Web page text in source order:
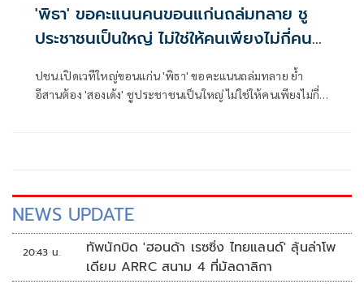
'พิธา' ขอคะแนนคนขอนแก่นถล่มทลาย ชู
ประชาชนเป็นใหญ่ ไม่ใช่ให้คนเพียงไม่กี่คน
ปชน.เปิดเวทีใหญ่ขอนแก่น 'พิธา' ขอคะแนนถล่มทลาย ย้ำ
อีสานต้อง 'สองเด้ง' ชูประชาชนเป็นใหญ่ ไม่ใช่ให้คนเพียงไม่กี่
NEWS UPDATE
20:43 น.
ทัพนักบิด 'ฮอนด้า เรซซิ่ง ไทยแลนด์' ลุ้นล่าโพ
เดียม ARRC สนาม 4 ที่มัลดาลิกา